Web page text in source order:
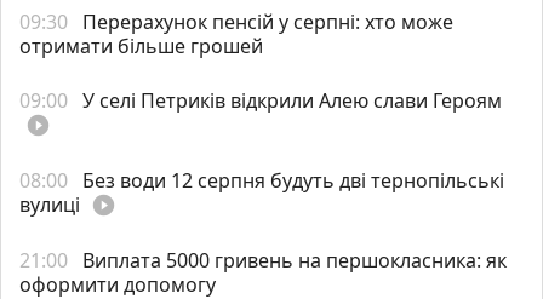
09:30 Перерахунок пенсій у серпні: хто може
отримати більше грошей
09:00 У селі Петриків відкрили Алею слави Героям
play_circle_filled
08:00 Без води 12 серпня будуть дві тернопільські
вулиці play_circle_filled
21:00 Виплата 5000 гривень на першокласника: як
оформити допомогу